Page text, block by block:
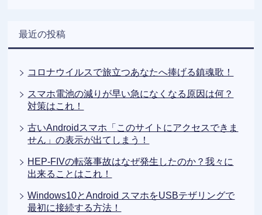
最近の投稿
コロナウイルスで旅立つあなたへ捧げる鎮魂歌！
スマホ電池の減りが早い急になくなる原因は何？
対策はこれ！
古いAndroidスマホ「このサイトにアクセスできま
せん」の表示が出てしまう！
HEP-FIVの転落事故はなぜ発生したのか？我々に
出来ることはこれ！
Windows10とAndroid スマホをUSBテザリングで
最初に接続する方法！